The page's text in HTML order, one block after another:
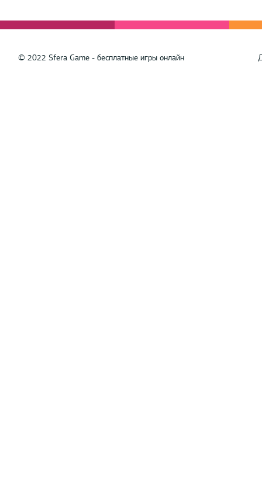
© 2022 Sfera Game - бесплатные игры онлайн